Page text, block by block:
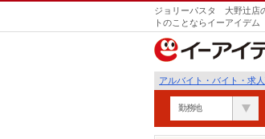
ジョリーパスタ 大野辻店
トのことならイーアイデム
アルバイト・バイト・求
勤務地